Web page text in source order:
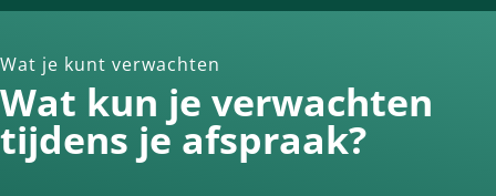
Wat je kunt verwachten
Wat kun je verwachten
tijdens je afspraak?